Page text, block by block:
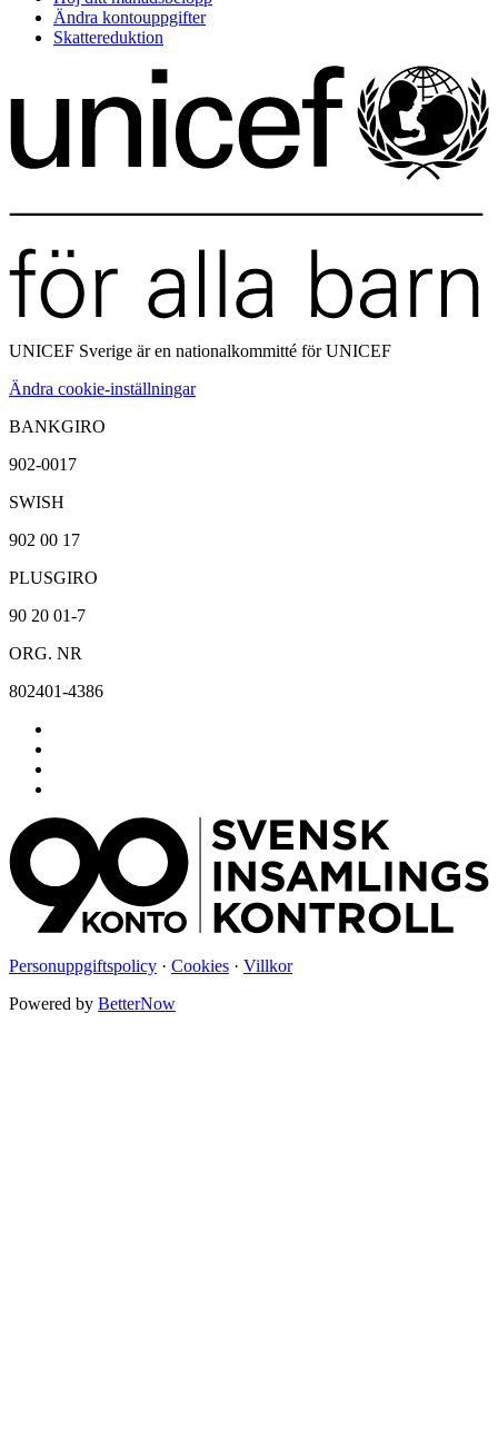
Ändra kontouppgifter
Skattereduktion
UNICEF Sverige är en nationalkommitté för UNICEF
Ändra cookie-inställningar
BANKGIRO
902-0017
SWISH
902 00 17
PLUSGIRO
90 20 01-7
ORG. NR
802401-4386
Personuppgiftspolicy · Cookies · Villkor
Powered by BetterNow